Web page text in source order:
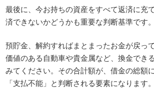
最後に、今お持ちの資産をすべて返済に充
済できないかどうかも重要な判断基準です。
預貯金、解約すればまとまったお金が戻っ
価値のある自動車や貴金属など、換金でき
みてください。その合計額が、借金の総額
「支払不能」と判断される要素になります。